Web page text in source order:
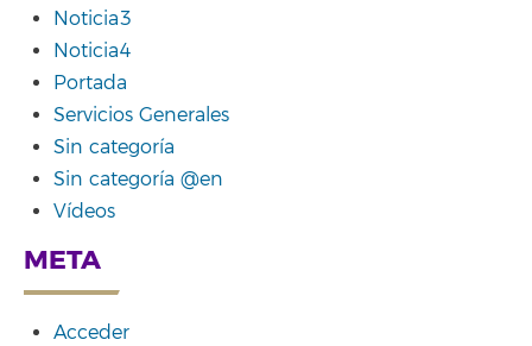
Noticia3
Noticia4
Portada
Servicios Generales
Sin categoría
Sin categoría @en
Vídeos
META
Acceder